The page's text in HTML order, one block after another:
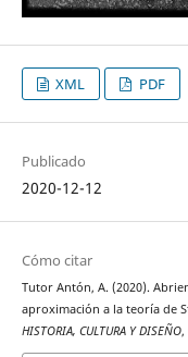
XML PDF
Publicado
2020-12-12
Cómo citar
Tutor Antón, A. (2020).
aproximación a la teoría de
HISTORIA, CULTURA Y DISEÑO,